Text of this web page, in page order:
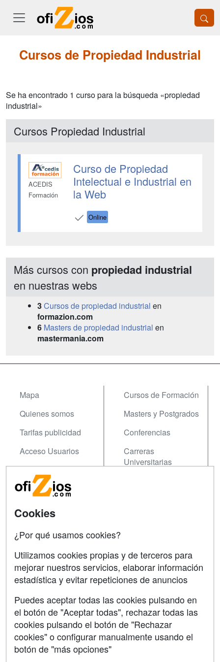
Cursos de Propiedad Industrial
Se ha encontrado 1 curso para la búsqueda «propiedad
industrial»
Cursos Propiedad Industrial
ACEDIS
Formación
Curso de Propiedad
Intelectual e Industrial en
la Web
Online
Más cursos con propiedad industrial
en nuestras webs
3Cursos de propiedad industrial en
formazion.com
6 Masters de propiedad industrial en
mastermania.com
Mapa
Quienes somos
Tarifas publicidad
Acceso Usuarios
Acceso Centros
Cursos de Formación
Masters y Postgrados
Conferencias
Carreras
Universitarias
Contactar
Copyleft
Grupo formazion:
Cookies
¿Por qué usamos cookies?
Utilizamos cookies propias y de terceros para
mejorar nuestros servicios, elaborar información
estadística y evitar repeticiones de anuncios
Puedes aceptar todas las cookies pulsando en
el botón de "Aceptar todas", rechazar todas las
cookies pulsando el botón de "Rechazar
cookies" o configurar manualmente usando el
botón de "más opciones"